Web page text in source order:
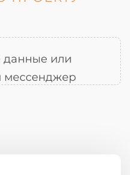
данные или
мессенджер